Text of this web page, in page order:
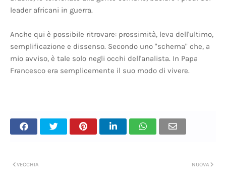
leader africani in guerra.
Anche qui è possibile ritrovare: prossimità, leva dell'ultimo,
semplificazione e dissenso. Secondo uno "schema" che, a
mio avviso, è tale solo negli occhi dell'analista. In Papa
Francesco era semplicemente il suo modo di vivere.
NUOVA
VECCHIA